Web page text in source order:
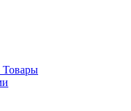
Товары